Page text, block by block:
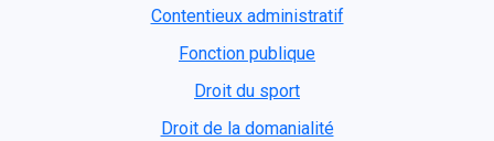
Contentieux administratif
Fonction publique
Droit du sport
Droit de la domanialité